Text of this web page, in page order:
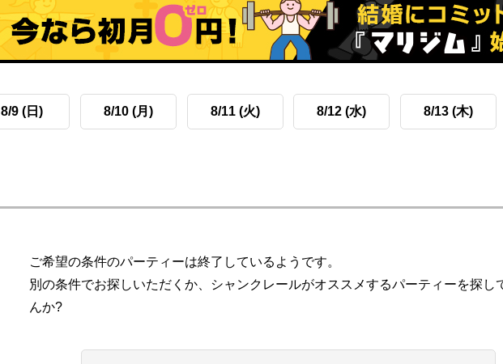
8/9 (日) 8/10 (月) 8/11 (火) 8/12 (水) 8/13 (木)
ご希望の条件のパーティーは終了しているようです。
別の条件でお探しいただくか、シャンクレールがオススメするパーティーを探し
んか?